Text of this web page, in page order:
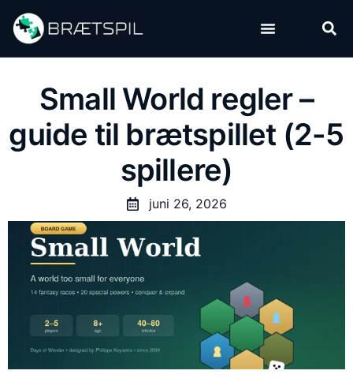
Small World regler –
guide til brætspillet (2-5
spillere)
juni 26, 2026